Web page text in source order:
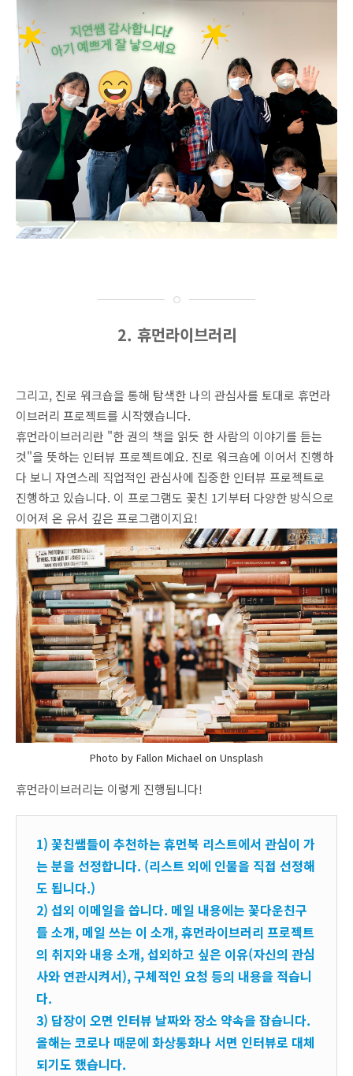
2. 휴먼라이브러리
그리고, 진로 워크숍을 통해 탐색한 나의 관심사를 토대로 휴먼라
이브러리 프로젝트를 시작했습니다.
휴먼라이브러리란 "한 권의 책을 읽듯 한 사람의 이야기를 듣는
것"을 뜻하는 인터뷰 프로젝트예요. 진로 워크숍에 이어서 진행하
다 보니 자연스레 직업적인 관심사에 집중한 인터뷰 프로젝트로
진행하고 있습니다. 이 프로그램도 꽃친 1기부터 다양한 방식으로
이어져 온 유서 깊은 프로그램이지요!
Photo by Fallon Michael on Unsplash
휴먼라이브러리는 이렇게 진행됩니다!
1) 꽃친쌤들이 추천하는 휴먼북 리스트에서 관심이 가
는 분을 선정합니다. (리스트 외에 인물을 직접 선정해
도 됩니다.)
2) 섭외 이메일을 씁니다. 메일 내용에는 꽃다운친구
들 소개, 메일 쓰는 이 소개, 휴먼라이브러리 프로젝트
의 취지와 내용 소개, 섭외하고 싶은 이유(자신의 관심
사와 연관시켜서), 구체적인 요청 등의 내용을 적습니
다.
3) 답장이 오면 인터뷰 날짜와 장소 약속을 잡습니다.
올해는 코로나 때문에 화상통화나 서면 인터뷰로 대체
되기도 했습니다.